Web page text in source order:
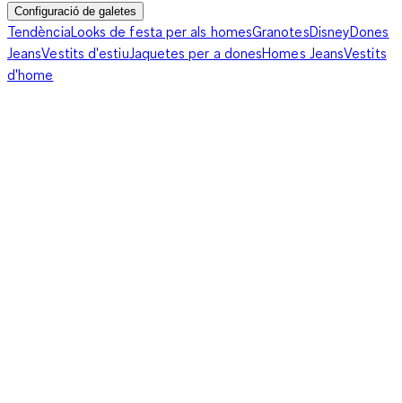
Configuració de galetes
TendènciaLooks de festa per als homesGranotesDisneyDones
JeansVestits d'estiuJaquetes per a donesHomes JeansVestits
d'home